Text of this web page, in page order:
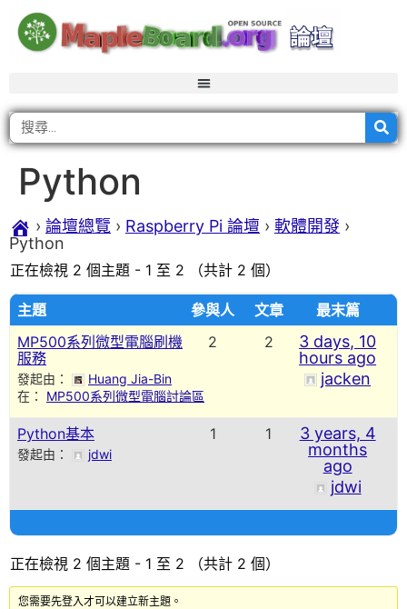
Python
› 論壇總覽 › Raspberry Pi 論壇 › 軟體開發 ›
Python
正在檢視 2 個主題 - 1 至 2 （共計 2 個）
主題 參與人 文章
最末篇
MP500系列微型電腦刷機
服務
發起由：
Huang Jia-Bin
在： MP500系列微型電腦討論區
2 2
3 days, 10
hours ago
jacken
Python基本
發起由： jdwi
1 1
3 years, 4
months
ago
jdwi
正在檢視 2 個主題 - 1 至 2 （共計 2 個）
您需要先登入才可以建立新主題。